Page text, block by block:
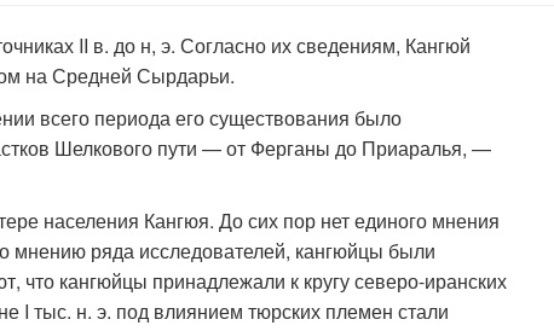
II в. до н, э. Согласно их сведениям, Кангюй
на Средней Сырдарьи.
всего периода его существования было
Шелкового пути — от Ферганы до Приаралья, —
населения Кангюя. До сих пор нет единого мнения
мнению ряда исследователей, кангюйцы были
что кангюйцы принадлежали к кругу северо-иранских
I тыс. н. э. под влиянием тюрских племен стали